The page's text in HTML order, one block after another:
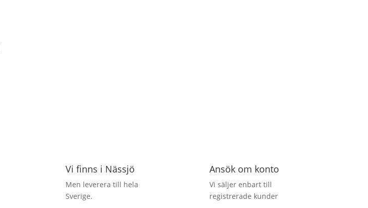
Vi finns i Nässjö
Men leverera till hela
Sverige.
Ansök om konto
Vi säljer enbart till
registrerade kunder